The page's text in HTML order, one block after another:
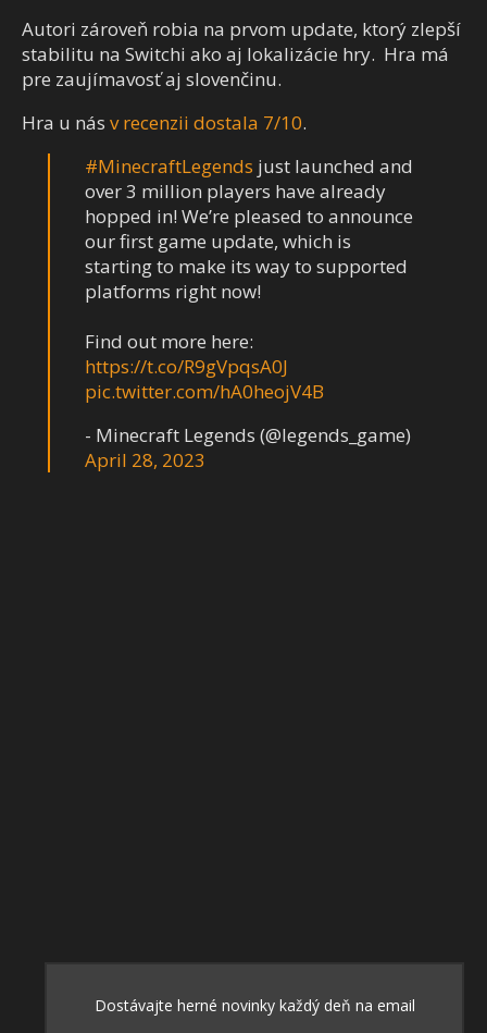
Autori zároveň robia na prvom update, ktorý zlepší
stabilitu na Switchi ako aj lokalizácie hry. Hra má
pre zaujímavosť aj slovenčinu.
Hra u nás v recenzii dostala 7/10.
#MinecraftLegends just launched and
over 3 million players have already
hopped in! We’re pleased to announce
our first game update, which is
starting to make its way to supported
platforms right now!
Find out more here:
https://t.co/R9gVpqsA0J
pic.twitter.com/hA0heojV4B
- Minecraft Legends (@legends_game)
April 28, 2023